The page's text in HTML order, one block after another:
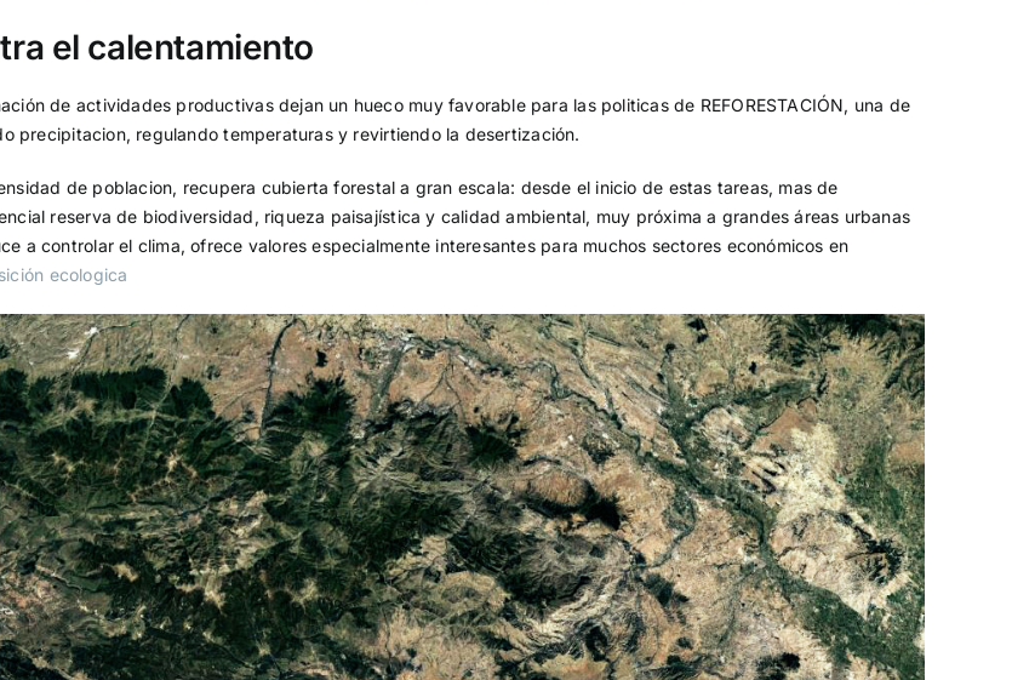
el calentamiento
de actividades productivas dejan un hueco muy favorable para las politicas de REFORESTACIÓN, una de
precipitacion, regulando temperaturas y revirtiendo la desertización.
de poblacion, recupera cubierta forestal a gran escala: desde el inicio de estas tareas, mas de
reserva de biodiversidad, riqueza paisajística y calidad ambiental, muy próxima a grandes áreas urbanas
a controlar el clima, ofrece valores especialmente interesantes para muchos sectores económicos en
ecologica